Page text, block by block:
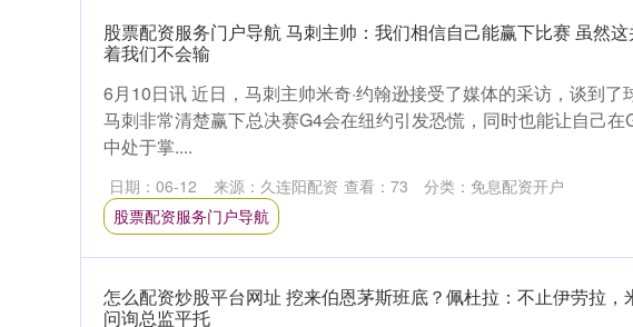
股票配资服务门户导航 马刺主帅：我们相信自己能赢下比赛 虽然
着我们不会输
6月10日讯 近日，马刺主帅米奇·约翰逊接受了媒体的采访，谈到了
马刺非常清楚赢下总决赛G4会在纽约引发恐慌，同时也能让自己在
中处于掌....
日期：06-12 来源：久连阳配资 查看： 73 分类： 免息配资开户
股票配资服务门户导航
怎么配资炒股平台网址 挖来伯恩茅斯班底？佩杜拉：不止伊劳拉，
问询总监平托